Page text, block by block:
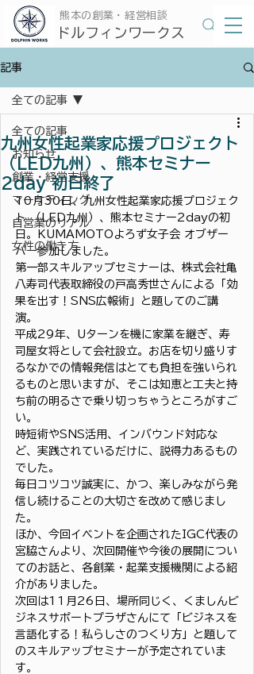
​ドルフィンワークス
​熊本の創業・経営相談
記事
全ての記事
お知らせ
創業・経営支援
マーケティング
自営業のリアル
女性の働き方
全ての記事
九州女性起業家応援プロジェクト
（LED九州）、熊本セミナー
2day 初日終了
10月30日、九州女性起業家応援プロジェク
ト （LED九州）、熊本セミナー2dayの初
日。KUMAMOTOよろず女子会 オブザー
バー参加しました。
第一部スキルアップセミナーは、株式会社亀
八寿司代表取締役の戸高秀世さんによる「効
果を出す！SNS広報術」と題してのご講
演。
平成29年、Uターンを機に家業を継ぎ、寿
司屋女将として会社設立。お店を切り盛りす
るなかでの情報発信はとても負担を強いられ
るものと思いますが、そこは知恵と工夫と持
ち前の明るさで乗り切っちゃうところがすご
い。
時短術やSNS活用、インバウンド対応な
ど、実践されているだけに、説得力あるもの
でした。
毎日コツコツ誠実に、かつ、楽しみながら発
信し続けることの大切さを改めて感じまし
た。
ほか、今回イベントを企画されたIGC代表の
宮脇さんより、次回開催や今後の展開につい
てのお話と、各創業・起業支援機関による紹
介がありました。
次回は11月26日、場所同じく、くましんビ
ジネスサポートプラザさんにて「ビジネスを
言語化する！私らしさのつくり方」と題して
のスキルアップセミナーが予定されていま
す。